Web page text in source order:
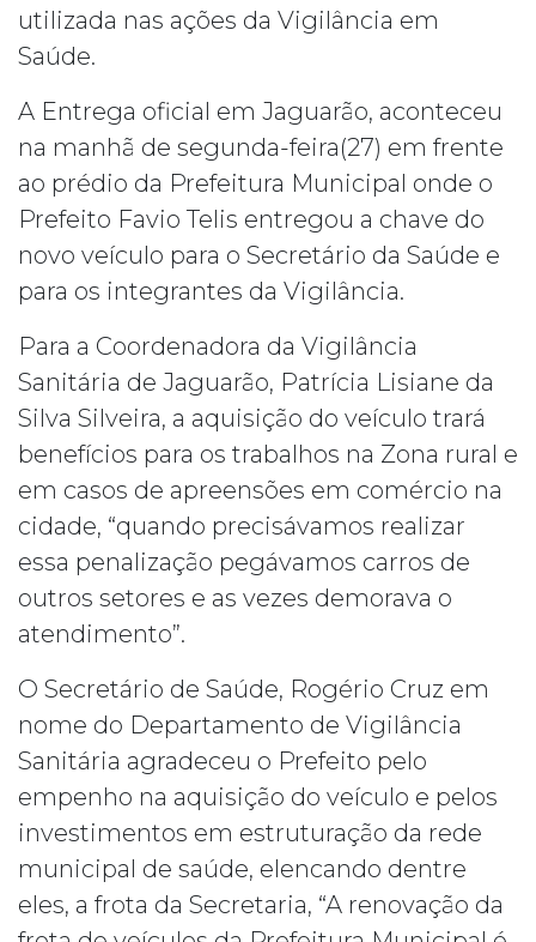
utilizada nas ações da Vigilância em
Saúde.
A Entrega oficial em Jaguarão, aconteceu
na manhã de segunda-feira(27) em frente
ao prédio da Prefeitura Municipal onde o
Prefeito Favio Telis entregou a chave do
novo veículo para o Secretário da Saúde e
para os integrantes da Vigilância.
Para a Coordenadora da Vigilância
Sanitária de Jaguarão, Patrícia Lisiane da
Silva Silveira, a aquisição do veículo trará
benefícios para os trabalhos na Zona rural e
em casos de apreensões em comércio na
cidade, “quando precisávamos realizar
essa penalização pegávamos carros de
outros setores e as vezes demorava o
atendimento”.
O Secretário de Saúde, Rogério Cruz em
nome do Departamento de Vigilância
Sanitária agradeceu o Prefeito pelo
empenho na aquisição do veículo e pelos
investimentos em estruturação da rede
municipal de saúde, elencando dentre
eles, a frota da Secretaria, “A renovação da